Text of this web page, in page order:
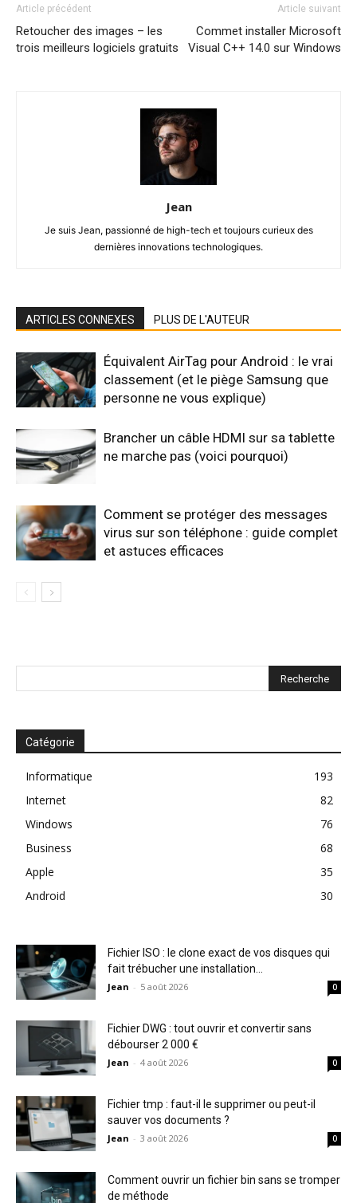
Article précédent
Retoucher des images – les
trois meilleurs logiciels gratuits
Article suivant
Commet installer Microsoft
Visual C++ 14.0 sur Windows
Jean
Je suis Jean, passionné de high-tech et toujours curieux des
dernières innovations technologiques.
ARTICLES CONNEXES PLUS DE L'AUTEUR
Équivalent AirTag pour Android : le vrai
classement (et le piège Samsung que
personne ne vous explique)
Brancher un câble HDMI sur sa tablette
ne marche pas (voici pourquoi)
Comment se protéger des messages
virus sur son téléphone : guide complet
et astuces efficaces
Catégorie
Informatique
193
Internet
82
Windows
76
Business
68
Apple
35
Android
30
Fichier ISO : le clone exact de vos disques qui
fait trébucher une installation...
Jean - 5 août 2026 0
Fichier DWG : tout ouvrir et convertir sans
débourser 2 000 €
Jean - 4 août 2026 0
Fichier tmp : faut-il le supprimer ou peut-il
sauver vos documents ?
Jean - 3 août 2026 0
Comment ouvrir un fichier bin sans se tromper
de méthode